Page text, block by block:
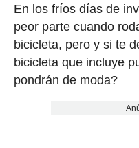
En los fríos días de
peor parte cuando
bicicleta, pero y si te
bicicleta que incluye
pondrán de moda?